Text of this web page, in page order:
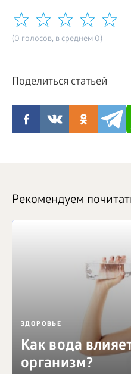
(0 голосов, в среднем 0)
Поделиться статьей
Рекомендуем
ЗДОРОВЬЕ
Как вода
организм?